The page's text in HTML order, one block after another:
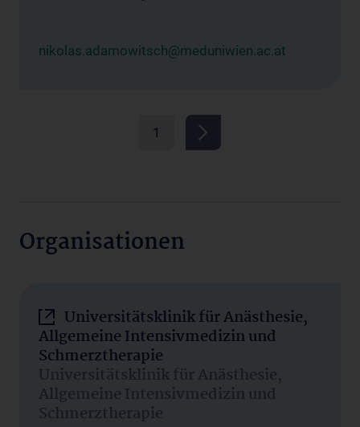
nikolas.adamowitsch@meduniwien.ac.at
1
Organisationen
Universitätsklinik für Anästhesie,
Allgemeine Intensivmedizin und
Schmerztherapie
Universitätsklinik für Anästhesie,
Allgemeine Intensivmedizin und
Schmerztherapie